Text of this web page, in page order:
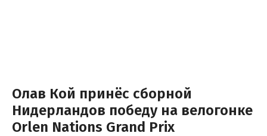
Олав Кой принёс сборной
Нидерландов победу на велогонке
Orlen Nations Grand Prix